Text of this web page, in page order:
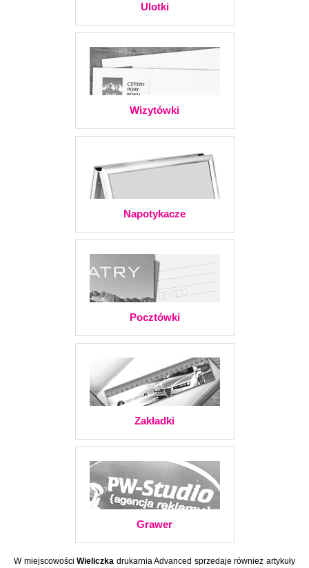
Ulotki
Wizytówki
Napotykacze
Pocztówki
Zakładki
Grawer
W miejscowościWieliczka drukarnia Advanced sprzedaje również artykuły